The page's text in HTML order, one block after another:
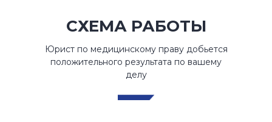
СХЕМА РАБОТЫ
Юрист по медицинскому праву добьется
положительного результата по вашему
делу